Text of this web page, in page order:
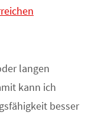
langen
kann ich
besser